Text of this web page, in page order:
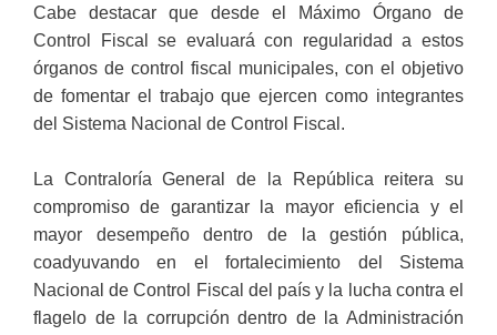
Cabe destacar que desde el Máximo Órgano de
Control Fiscal se evaluará con regularidad a estos
órganos de control fiscal municipales, con el objetivo
de fomentar el trabajo que ejercen como integrantes
del Sistema Nacional de Control Fiscal.
La Contraloría General de la República reitera su
compromiso de garantizar la mayor eficiencia y el
mayor desempeño dentro de la gestión pública,
coadyuvando en el fortalecimiento del Sistema
Nacional de Control Fiscal del país y la lucha contra el
flagelo de la corrupción dentro de la Administración